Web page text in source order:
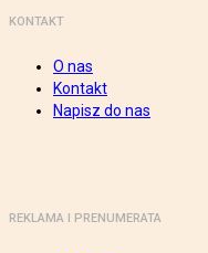
KONTAKT
O nas
Kontakt
Napisz do nas
REKLAMA I PRENUMERATA